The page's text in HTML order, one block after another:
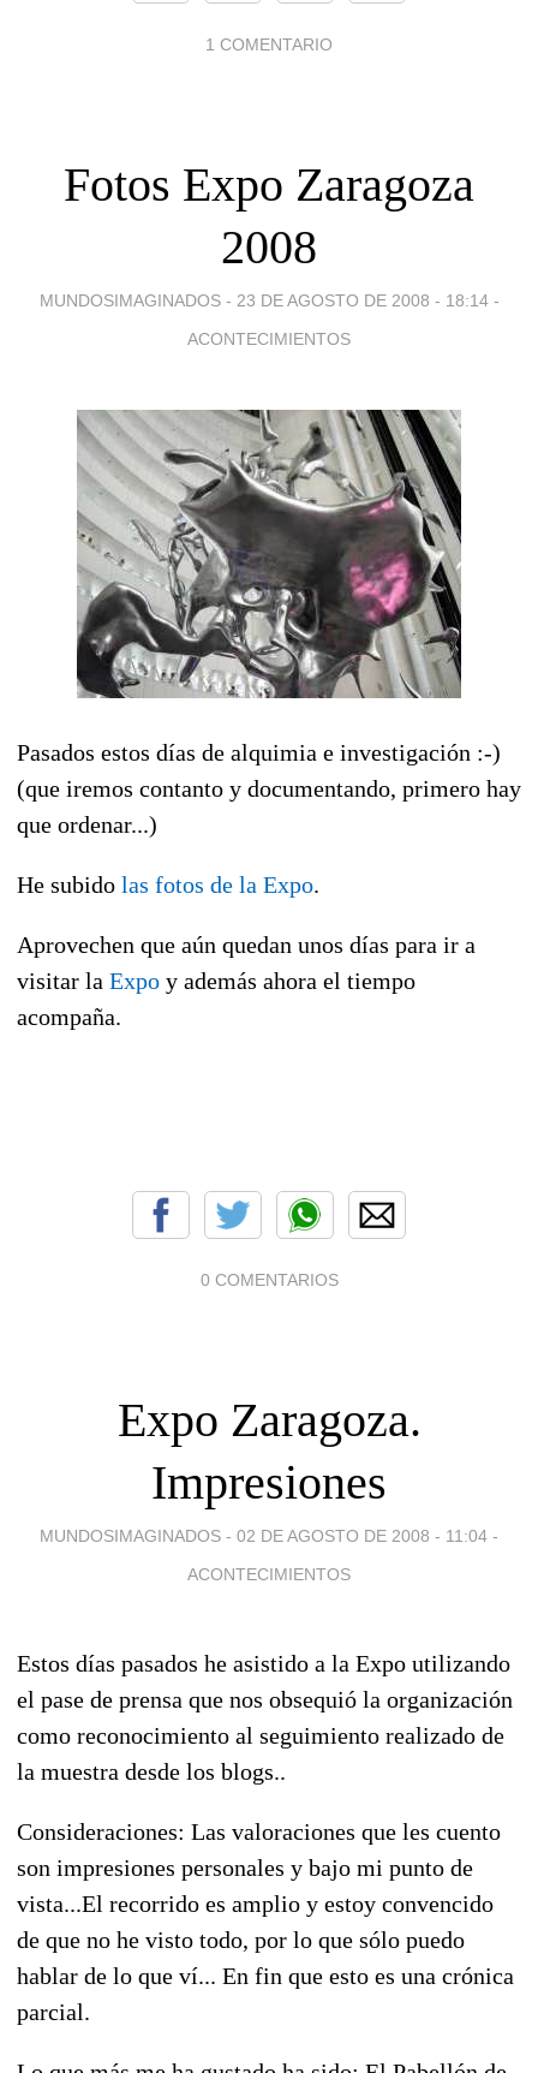
1 COMENTARIO
Fotos Expo Zaragoza
2008
MUNDOSIMAGINADOS - 23 DE AGOSTO DE 2008 - 18:14 -
ACONTECIMIENTOS
Pasados estos días de alquimia e investigación :-)
(que iremos contanto y documentando, primero hay
que ordenar...)
He subido las fotos de la Expo.
Aprovechen que aún quedan unos días para ir a
visitar la Expo y además ahora el tiempo
acompaña.
0 COMENTARIOS
Expo Zaragoza.
Impresiones
MUNDOSIMAGINADOS - 02 DE AGOSTO DE 2008 - 11:04 -
ACONTECIMIENTOS
Estos días pasados he asistido a la Expo utilizando
el pase de prensa que nos obsequió la organización
como reconocimiento al seguimiento realizado de
la muestra desde los blogs..
Consideraciones: Las valoraciones que les cuento
son impresiones personales y bajo mi punto de
vista...El recorrido es amplio y estoy convencido
de que no he visto todo, por lo que sólo puedo
hablar de lo que ví... En fin que esto es una crónica
parcial.